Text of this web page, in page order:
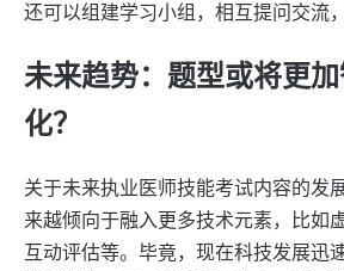
还可以组建学习小组，相互提问交流
未来趋势：题型或将更
化？
关于未来执业医师技能考试内容的发
来越倾向于融入更多技术元素，比如
互动评估等。毕竟，现在科技发展迅